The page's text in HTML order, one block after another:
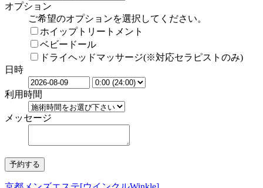
オプション
ご希望のオプションを選択してください。
ホイップトリートメント
ベビードール
ドライヘッドマッサージ(※対応セラピストのみ)
日時
利用時間
メッセージ